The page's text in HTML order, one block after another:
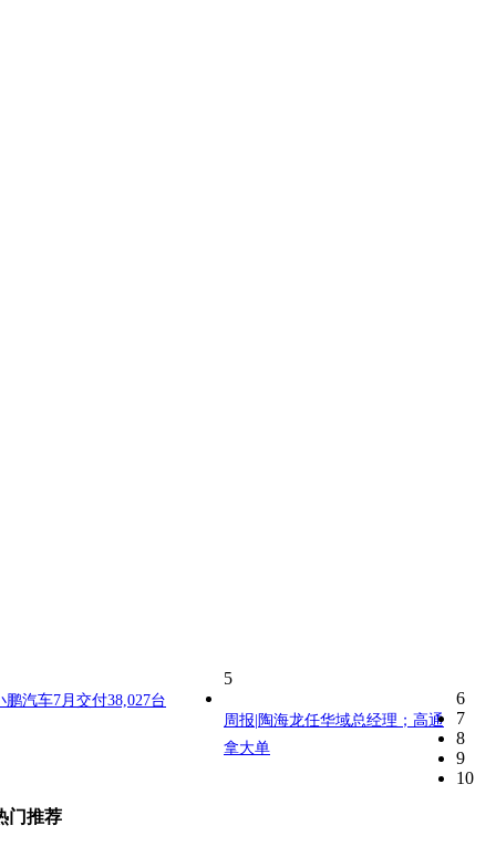
5
鹏汽车7月交付38,027台 6
周报|陶海龙任华域总经理；高通
拿大单
7
8
9
10
门推荐